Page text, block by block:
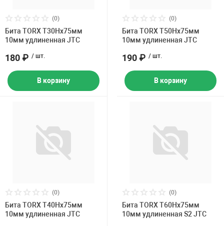
(0)
Бита TORX Т30Hх75мм
10мм удлиненная JTC
180 ₽ / шт.
В корзину
(0)
Бита TORX Т50Hх75мм
10мм удлиненная JTC
190 ₽ / шт.
В корзину
(0)
Бита TORX Т40Hх75мм
10мм удлиненная JTC
(0)
Бита TORX Т60Hх75мм
10мм удлиненная S2 JTC